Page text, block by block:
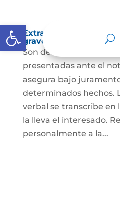
Abrir barra de herramientas
Extra-proceso o
gravedad de juramento
Son declaraciones
presentadas ante el
asegura bajo
determinados hechos.
verbal se transcribe en
la lleva el interesado.
personalmente a la...